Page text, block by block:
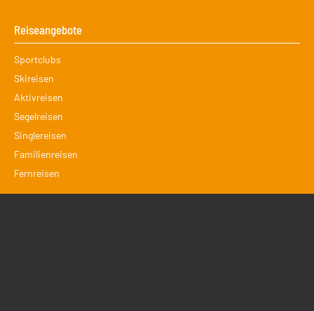
Reiseangebote
Navigation
überspringen
Sportclubs
Skireisen
Aktivreisen
Segelreisen
Singlereisen
Familienreisen
Fernreisen